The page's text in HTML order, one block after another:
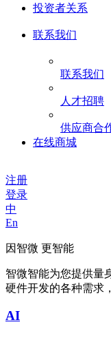
投资者关系
联系我们
联系我们
人才招聘
供应商合
在线商城
注册
登录
中
En
因智微 更智能
智微智能为您提供量
硬件开发的各种需求
AI